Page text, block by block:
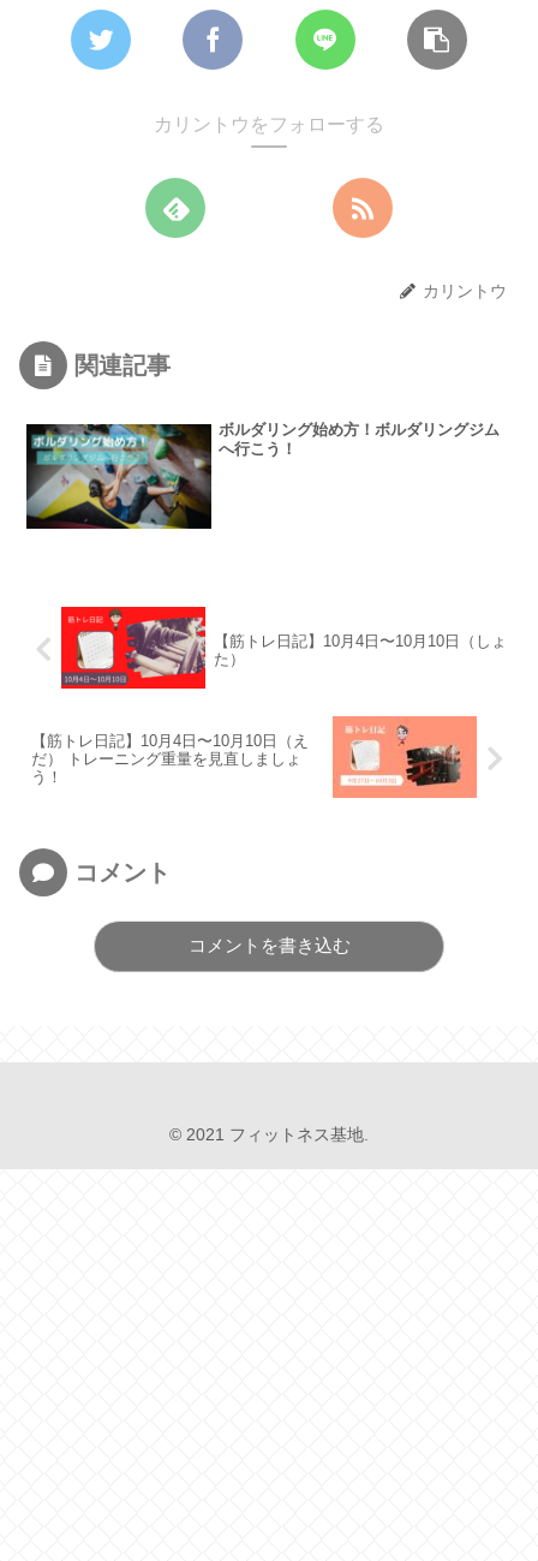
カリントウをフォローする
カリントウ
関連記事
ボルダリング始め方！ボルダリングジム
へ行こう！
【筋トレ日記】10月4日〜10月10日（しょ
た）
【筋トレ日記】10月4日〜10月10日（え
だ） トレーニング重量を見直しましょ
う！
コメント
コメントを書き込む
© 2021 フィットネス基地.